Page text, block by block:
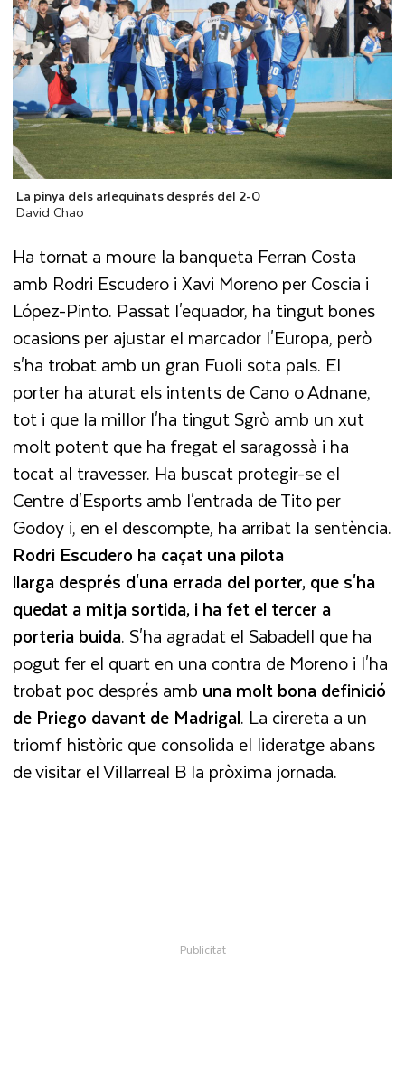
La pinya dels arlequinats després del 2-0
David Chao
Ha tornat a moure la banqueta Ferran Costa
amb Rodri Escudero i Xavi Moreno per Coscia i
López-Pinto. Passat l'equador, ha tingut bones
ocasions per ajustar el marcador l'Europa, però
s'ha trobat amb un gran Fuoli sota pals. El
porter ha aturat els intents de Cano o Adnane,
tot i que la millor l'ha tingut Sgrò amb un xut
molt potent que ha fregat el saragossà i ha
tocat al travesser. Ha buscat protegir-se el
Centre d'Esports amb l'entrada de Tito per
Godoy i, en el descompte, ha arribat la sentència.
Rodri Escudero ha caçat una pilota
llarga després d'una errada del porter, que s'ha
quedat a mitja sortida, i ha fet el tercer a
porteria buida. S'ha agradat el Sabadell que ha
pogut fer el quart en una contra de Moreno i l'ha
trobat poc després amb una molt bona definició
de Priego davant de Madrigal. La cirereta a un
triomf històric que consolida el lideratge abans
de visitar el Villarreal B la pròxima jornada.